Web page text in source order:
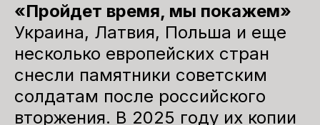
«Пройдет время, мы покажем»
Украина, Латвия, Польша и еще
несколько европейских стран
снесли памятники советским
солдатам после российского
вторжения. В 2025 году их копии